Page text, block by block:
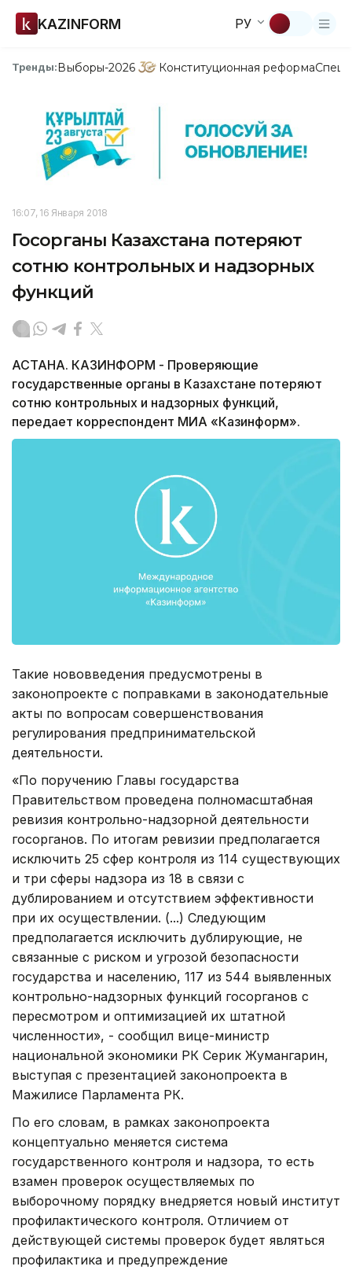
KAZINFORM РУ
Тренды:Выборы-2026 Конституционная реформа
16:07, 16 Января 2018
Госорганы Казахстана потеряют
сотню контрольных и надзорных
функций
АСТАНА. КАЗИНФОРМ - Проверяющие
государственные органы в Казахстане потеряют
сотню контрольных и надзорных функций,
передает корреспондент МИА «Казинформ».
Такие нововведения предусмотрены в
законопроекте с поправками в законодательные
акты по вопросам совершенствования
регулирования предпринимательской
деятельности.
«По поручению Главы государства
Правительством проведена полномасштабная
ревизия контрольно-надзорной деятельности
госорганов. По итогам ревизии предполагается
исключить 25 сфер контроля из 114 существующих
и три сферы надзора из 18 в связи с
дублированием и отсутствием эффективности
при их осуществлении. (...) Следующим
предполагается исключить дублирующие, не
связанные с риском и угрозой безопасности
государства и населению, 117 из 544 выявленных
контрольно-надзорных функций госорганов с
пересмотром и оптимизацией их штатной
численности», - сообщил вице-министр
национальной экономики РК Серик Жумангарин,
выступая с презентацией законопроекта в
Мажилисе Парламента РК.
По его словам, в рамках законопроекта
концептуально меняется система
государственного контроля и надзора, то есть
взамен проверок осуществляемых по
выборочному порядку внедряется новый институт
профилактического контроля. Отличием от
действующей системы проверок будет являться
профилактика и предупреждение